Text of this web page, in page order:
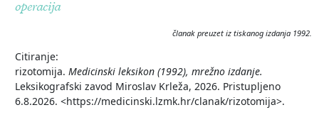
operacija
članak preuzet iz tiskanog izdanja 1992.
Citiranje:
rizotomija. Medicinski leksikon (1992), mrežno izdanje.
Leksikografski zavod Miroslav Krleža, 2026. Pristupljeno
6.8.2026. <https://medicinski.lzmk.hr/clanak/rizotomija>.